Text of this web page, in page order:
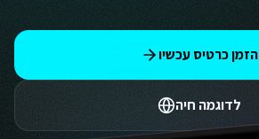
הזמן כרטיס עכשיו
לדוגמה חיה